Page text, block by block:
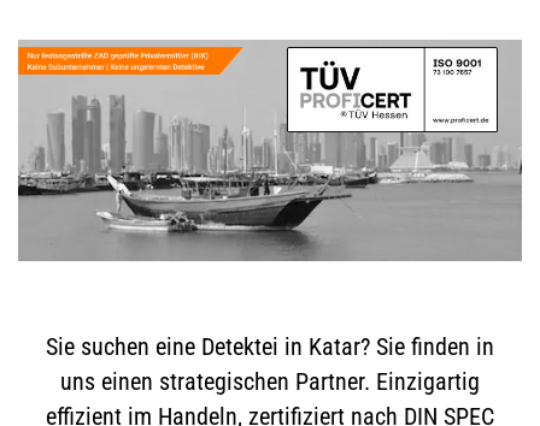
Sie suchen eine Detektei in Katar? Sie finden in
uns einen strategischen Partner. Einzigartig
effizient im Handeln, zertifiziert nach DIN SPEC